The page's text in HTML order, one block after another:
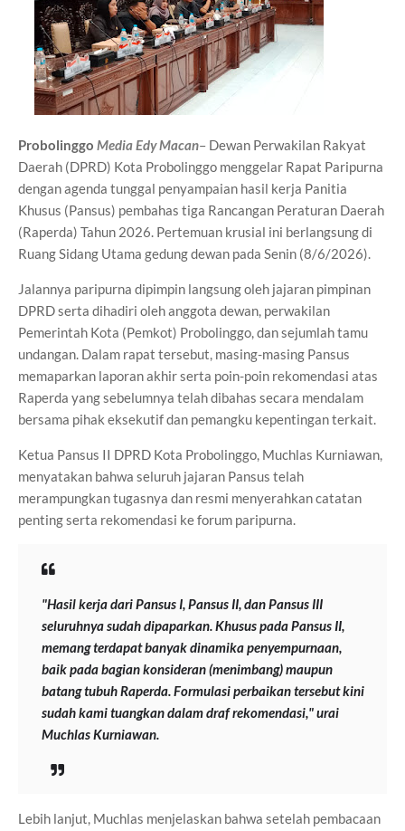
Probolinggo Media Edy Macan– Dewan Perwakilan Rakyat
Daerah (DPRD) Kota Probolinggo menggelar Rapat Paripurna
dengan agenda tunggal penyampaian hasil kerja Panitia
Khusus (Pansus) pembahas tiga Rancangan Peraturan Daerah
(Raperda) Tahun 2026. Pertemuan krusial ini berlangsung di
Ruang Sidang Utama gedung dewan pada Senin (8/6/2026).
Jalannya paripurna dipimpin langsung oleh jajaran pimpinan
DPRD serta dihadiri oleh anggota dewan, perwakilan
Pemerintah Kota (Pemkot) Probolinggo, dan sejumlah tamu
undangan. Dalam rapat tersebut, masing-masing Pansus
memaparkan laporan akhir serta poin-poin rekomendasi atas
Raperda yang sebelumnya telah dibahas secara mendalam
bersama pihak eksekutif dan pemangku kepentingan terkait.
Ketua Pansus II DPRD Kota Probolinggo, Muchlas Kurniawan,
menyatakan bahwa seluruh jajaran Pansus telah
merampungkan tugasnya dan resmi menyerahkan catatan
penting serta rekomendasi ke forum paripurna.
"Hasil kerja dari Pansus I, Pansus II, dan Pansus III
seluruhnya sudah dipaparkan. Khusus pada Pansus II,
memang terdapat banyak dinamika penyempurnaan,
baik pada bagian konsideran (menimbang) maupun
batang tubuh Raperda. Formulasi perbaikan tersebut kini
sudah kami tuangkan dalam draf rekomendasi," urai
Muchlas Kurniawan.
Lebih lanjut, Muchlas menjelaskan bahwa setelah pembacaan